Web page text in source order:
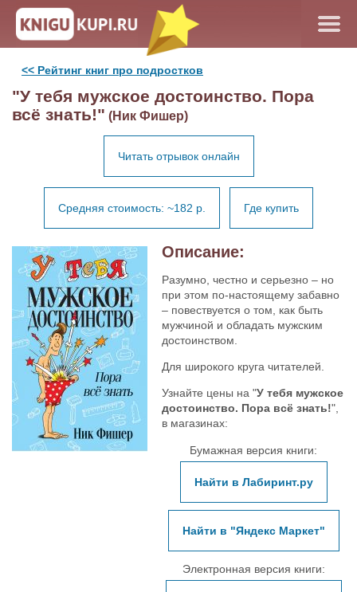
<< Рейтинг книг про подростков
"У тебя мужское достоинство. Пора
всё знать!" (Ник Фишер)
Читать отрывок онлайн
Средняя стоимость: ~182 р. Где купить
Описание:
Разумно, честно и серьезно – но
при этом по-настоящему забавно
– повествуется о том, как быть
мужчиной и обладать мужским
достоинством.
Для широкого круга читателей.
Узнайте цены на "У тебя мужское
достоинство. Пора всё знать!",
в магазинах:
Бумажная версия книги:
Найти в Лабиринт.ру
Найти в "Яндекс Маркет"
Электронная версия книги: